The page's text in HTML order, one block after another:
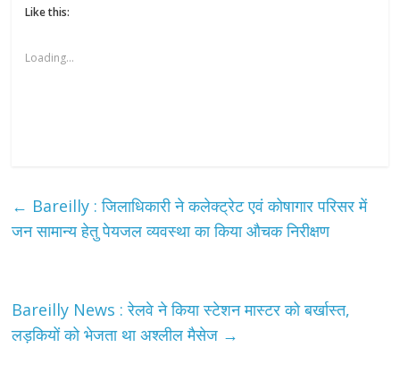
Like this:
Loading...
← Bareilly : जिलाधिकारी ने कलेक्ट्रेट एवं कोषागार परिसर में
जन सामान्य हेतु पेयजल व्यवस्था का किया औचक निरीक्षण
Bareilly News : रेलवे ने किया स्टेशन मास्टर को बर्खास्त,
लड़कियों को भेजता था अश्लील मैसेज →